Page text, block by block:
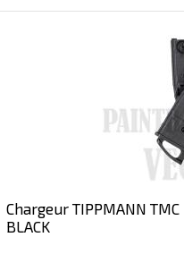
Chargeur TIPPMANN TMC
BLACK